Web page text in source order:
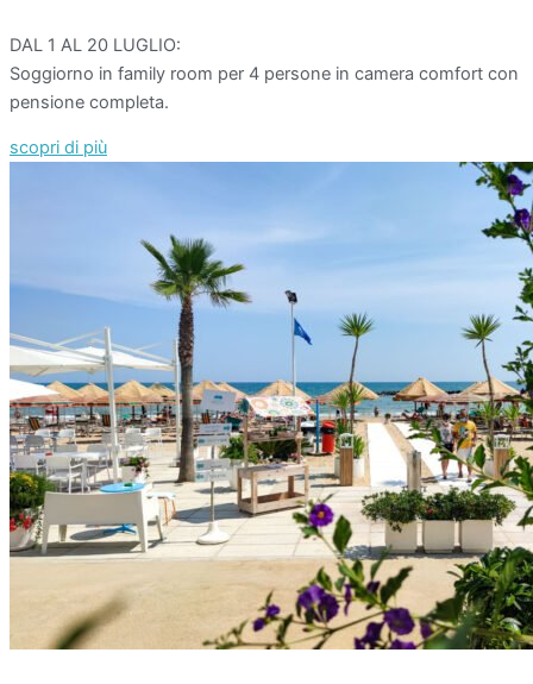
DAL 1 AL 20 LUGLIO:
Soggiorno in family room per 4 persone in camera comfort con
pensione completa.
scopri di più